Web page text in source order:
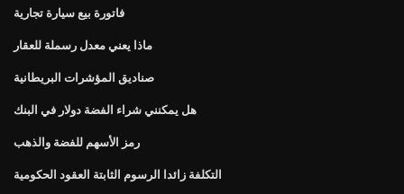
فاتورة بيع سيارة تجارية
ماذا يعني معدل رسملة للعقار
صناديق المؤشرات البريطانية
هل يمكنني شراء الفضة دولار في البنك
رمز الأسهم للفضة والذهب
التكلفة زائدا الرسوم الثابتة العقود الحكومية